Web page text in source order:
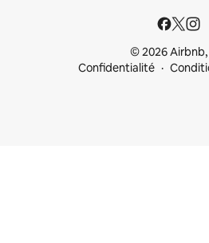
© 2026 Airbnb,
Confidentialité